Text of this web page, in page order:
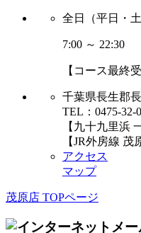
全日（平日・土
7:00 ～ 22:30
【コース最終
千葉県長生郡
TEL：0475-
【九十九里浜
【JR外房線 茂
アクセス
マップ
茂原店 TOPページ